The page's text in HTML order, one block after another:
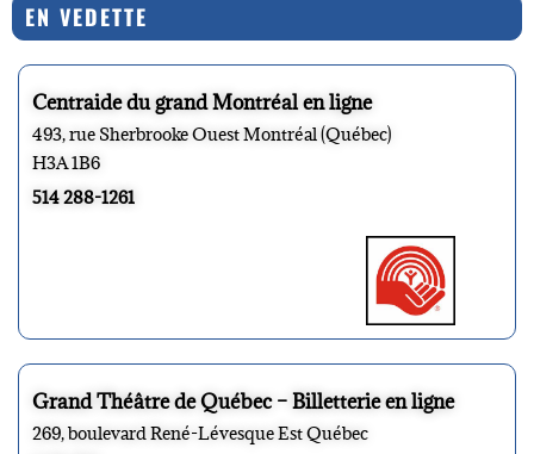
EN VEDETTE
Centraide du grand Montréal en ligne
493, rue Sherbrooke Ouest Montréal (Québec)
H3A 1B6
514 288-1261
Grand Théâtre de Québec – Billetterie en ligne
269, boulevard René-Lévesque Est Québec